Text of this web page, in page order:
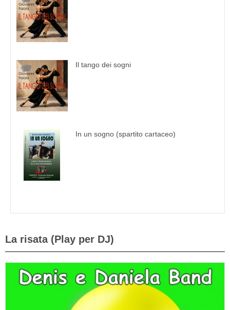
Il tango dei sogni
In un sogno (spartito cartaceo)
La risata (Play per DJ)